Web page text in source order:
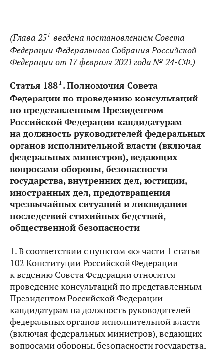
(Глава 25 1 введена постановлением Совета
Федерации Федерального Собрания Российской
Федерации от 17 февраля 2021 года № 24-СФ.)
Статья 188 1 . Полномочия Совета
Федерации по проведению консультаций
по представленным Президентом
Российской Федерации кандидатурам
на должность руководителей федеральных
органов исполнительной власти (включая
федеральных министров), ведающих
вопросами обороны, безопасности
государства, внутренних дел, юстиции,
иностранных дел, предотвращения
чрезвычайных ситуаций и ликвидации
последствий стихийных бедствий,
общественной безопасности
1. В соответствии с пунктом «к» части 1 статьи
102 Конституции Российской Федерации
к ведению Совета Федерации относится
проведение консультаций по представленным
Президентом Российской Федерации
кандидатурам на должность руководителей
федеральных органов исполнительной власти
(включая федеральных министров), ведающих
вопросами обороны, безопасности государства,